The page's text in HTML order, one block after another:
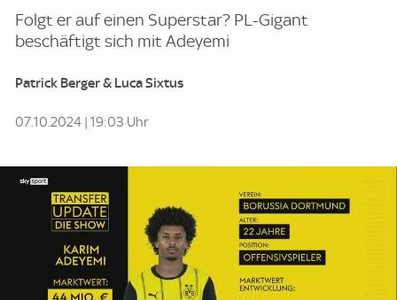
Folgt er auf einen Superstar? PL-Gigant
beschäftigt sich mit Adeyemi
Patrick Berger & Luca Sixtus
07.10.2024 | 19:03 Uhr